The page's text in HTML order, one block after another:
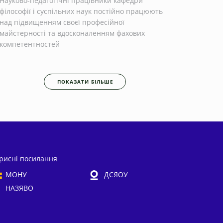
філософії і суспільних наук постійно працюють
над підвищенням своєї професійної
майстерності та вдосконаленням фахових
компетентностей
ПОКАЗАТИ БІЛЬШЕ
посилання
МОНУ
ДСЯОУ
НАЗЯВО